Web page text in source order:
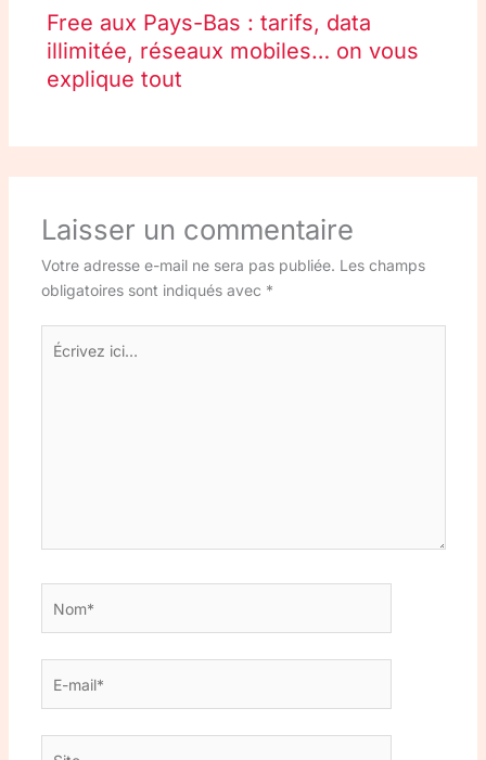
Free aux Pays-Bas : tarifs, data
illimitée, réseaux mobiles… on vous
explique tout
Laisser un commentaire
Votre adresse e-mail ne sera pas publiée. Les champs
obligatoires sont indiqués avec *
Écrivez
ici…
mail*